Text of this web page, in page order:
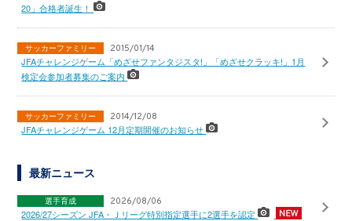
20」合格者誕生！
サッカーファミリー 2015/01/14
JFAチャレンジゲーム「めざせファンタジスタ!」「めざせクラッキ!」1月
検定会参加者募集のご案内
サッカーファミリー 2014/12/08
JFAチャレンジゲーム 12月定期開催のお知らせ
最新ニュース
選手育成 2026/08/06
2026/27シーズン JFA・Ｊリーグ特別指定選手に2選手を認定